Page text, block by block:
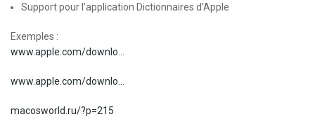
Support pour l’application Dictionnaires d’Apple
Exemples :
www.apple.com/downlo…
www.apple.com/downlo…
macosworld.ru/?p=215